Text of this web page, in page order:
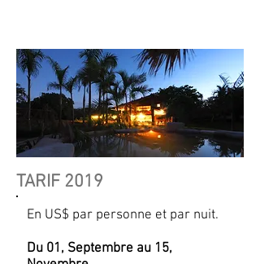
TARIF 2019
En US$ par personne et par nuit.
​Du 01, Septembre au 15,